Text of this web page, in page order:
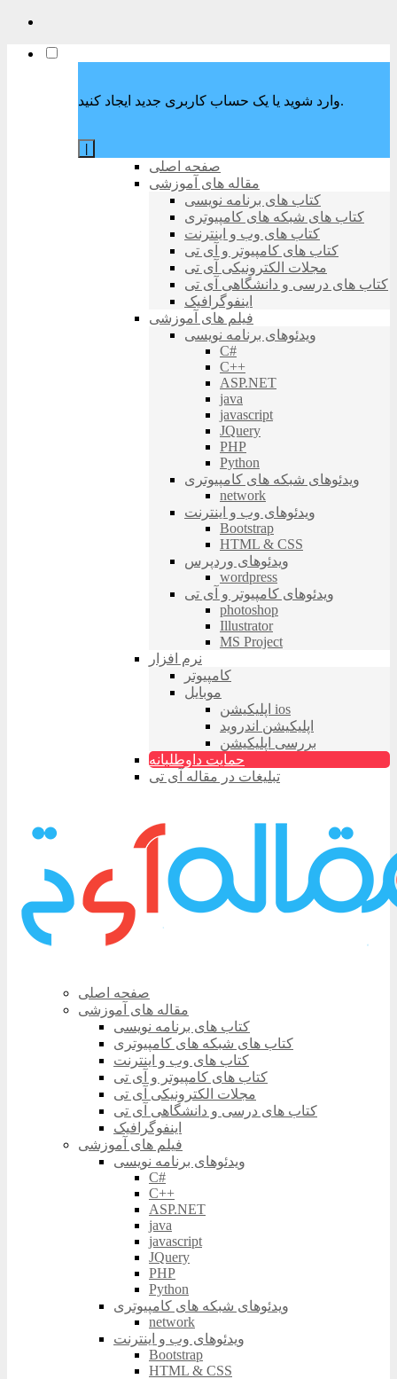
وارد شوید یا یک حساب کاربری جدید ایجاد کنید.
صفحه اصلی
مقاله های آموزشی
کتاب های برنامه نویسی
کتاب های شبکه های کامپیوتری
کتاب های وب و اینترنت
کتاب های کامپیوتر و آی تی
مجلات الکترونیکی آی تی
کتاب های درسی و دانشگاهی آی تی
اینفوگرافیک
فیلم های آموزشی
ویدئوهای برنامه نویسی
C#
C++
ASP.NET
java
javascript
JQuery
PHP
Python
ویدئوهای شبکه های کامپیوتری
network
ویدئوهای وب و اینترنت
Bootstrap
HTML & CSS
ویدئوهای وردپرس
wordpress
ویدئوهای کامپیوتر و آی تی
photoshop
Illustrator
MS Project
نرم افزار
کامپیوتر
موبایل
اپلیکیشن ios
اپلیکیشن اندروید
بررسی اپلیکیشن
حمایت داوطلبانه
تبلیغات در مقاله آی تی
صفحه اصلی
مقاله های آموزشی
کتاب های برنامه نویسی
کتاب های شبکه های کامپیوتری
کتاب های وب و اینترنت
کتاب های کامپیوتر و آی تی
مجلات الکترونیکی آی تی
کتاب های درسی و دانشگاهی آی تی
اینفوگرافیک
فیلم های آموزشی
ویدئوهای برنامه نویسی
C#
C++
ASP.NET
java
javascript
JQuery
PHP
Python
ویدئوهای شبکه های کامپیوتری
network
ویدئوهای وب و اینترنت
Bootstrap
HTML & CSS